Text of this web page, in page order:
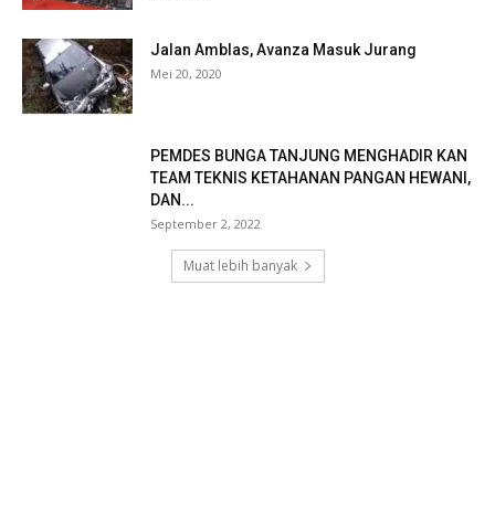
Jalan Amblas, Avanza Masuk Jurang
Mei 20, 2020
PEMDES BUNGA TANJUNG MENGHADIR KAN
TEAM TEKNIS KETAHANAN PANGAN HEWANI,
DAN...
September 2, 2022
Muat lebih banyak